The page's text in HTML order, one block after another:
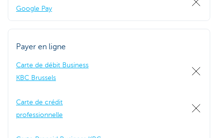
Google Pay
Payer en ligne
Carte de débit Business
KBC Brussels
Carte de crédit
professionnelle